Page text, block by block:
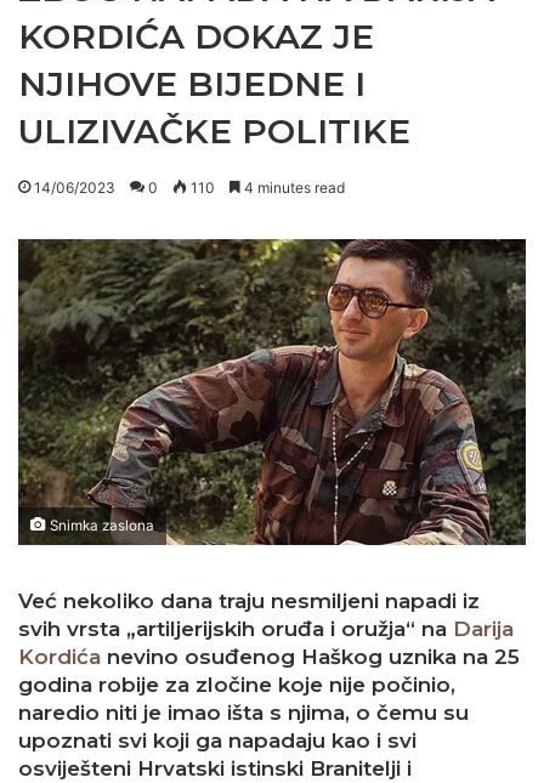
KORDIĆA DOKAZ JE
NJIHOVE BIJEDNE I
ULIZIVAČKE POLITIKE
14/06/2023 0 110 4 minutes read
Snimka zaslona
Već nekoliko dana traju nesmiljeni napadi iz
svih vrsta „artiljerijskih oruđa i oružja“ na Darija
Kordića nevino osuđenog Haškog uznika na 25
godina robije za zločine koje nije počinio,
naredio niti je imao išta s njima, o čemu su
upoznati svi koji ga napadaju kao i svi
osviješteni Hrvatski istinski Branitelji i